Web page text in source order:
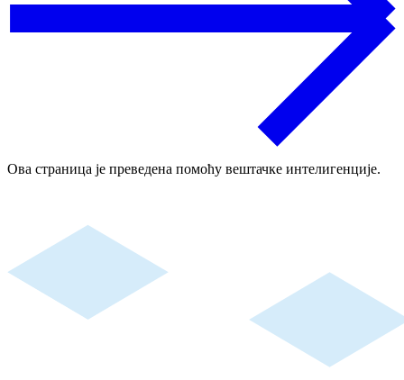
Ова страница је преведена помоћу вештачке интелигенције.